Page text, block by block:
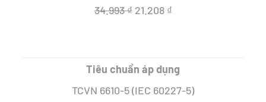
34.993₫ Giá
34.993 ₫.
21.208 ₫Giá
là:
21.208 ₫.
Tiêu chuẩn áp dụng
TCVN 6610-5 (IEC 60227-5)